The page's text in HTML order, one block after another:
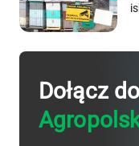
Dołącz